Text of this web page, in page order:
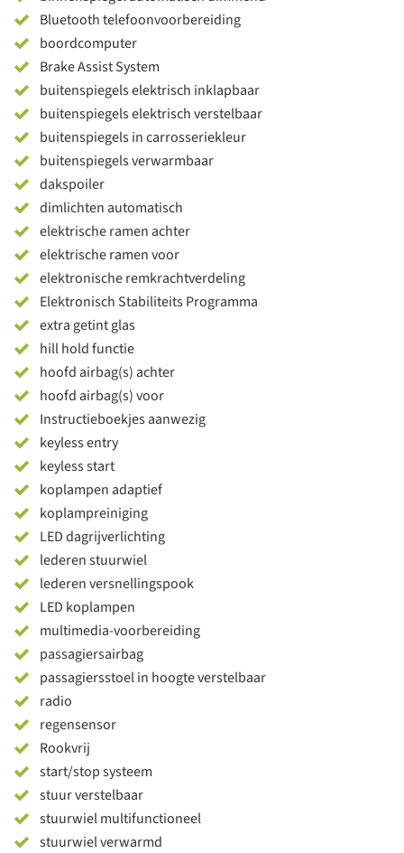
Bluetooth telefoonvoorbereiding
boordcomputer
Brake Assist System
buitenspiegels elektrisch inklapbaar
buitenspiegels elektrisch verstelbaar
buitenspiegels in carrosseriekleur
buitenspiegels verwarmbaar
dakspoiler
dimlichten automatisch
elektrische ramen achter
elektrische ramen voor
elektronische remkrachtverdeling
Elektronisch Stabiliteits Programma
extra getint glas
hill hold functie
hoofd airbag(s) achter
hoofd airbag(s) voor
Instructieboekjes aanwezig
keyless entry
keyless start
koplampen adaptief
koplampreiniging
LED dagrijverlichting
lederen stuurwiel
lederen versnellingspook
LED koplampen
multimedia-voorbereiding
passagiersairbag
passagiersstoel in hoogte verstelbaar
radio
regensensor
Rookvrij
start/stop systeem
stuur verstelbaar
stuurwiel multifunctioneel
stuurwiel verwarmd